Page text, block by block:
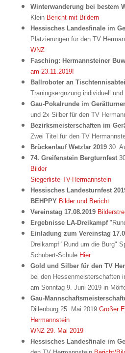
Winterwanderung bei bestem
Klein Bericht mit Bildern
Hessisches Landesfinale im
Platzierungen für den TV
WNZ
Fasching: Hermannsteiner
am 23.11.2019!
Ballroboter an
Traningsergnzung individuell und
Gau-Pokalrunde im
und 2x Silber für den TV
Bezirksmeisterschaften im
Zwei Titel für den TV
Brückenlauf Wetzlar 2019 30.
74. Greifenstein Bergturnfest
Bilder
Siegerliste TV-Hermannstein
Hessisches Landesturnfest
BEHPPY Bilder und Bericht
Vereinstag 17.08.2019
Ergebnisse LA-Dreikampf
Einladung zum Vereinstag
Dreikampf "Rund um die Burg"
Schubert-Schule Hier
Gold und Silber für den TV
bei den Hessenmeisterschaften
am Sonntag 9. Juni 2019 in
Gau-
Dillenburg 25. Mai 2019 Großer
Hermannstein
WNZ 29. Mai 2019
Hessisches Landesfinale im